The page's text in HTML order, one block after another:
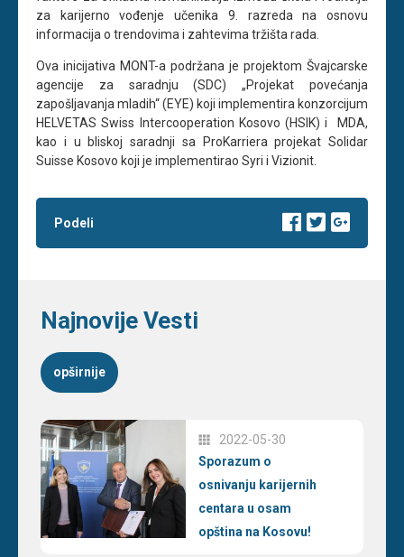
za karijerno vođenje učenika 9. razreda na osnovu
informacija o trendovima i zahtevima tržišta rada.
Ova inicijativa MONT-a podržana je projektom Švajcarske
agencije za saradnju (SDC) „Projekat povećanja
zapošljavanja mladih“ (EYE) koji implementira konzorcijum
HELVETAS Swiss Intercooperation Kosovo (HSIK) i MDA,
kao i u bliskoj saradnji sa ProKarriera projekat Solidar
Suisse Kosovo koji je implementirao Syri i Vizionit.
Podeli
Najnovije Vesti
opširnije
2022-05-30
Sporazum o
osnivanju karijernih
centara u osam
opština na Kosovu!